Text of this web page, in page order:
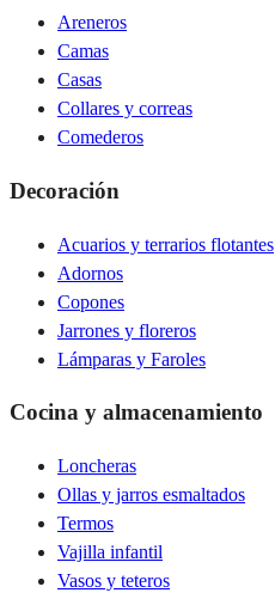
Areneros
Camas
Casas
Collares y correas
Comederos
Decoración
Acuarios y terrarios flotantes
Adornos
Copones
Jarrones y floreros
Lámparas y Faroles
Cocina y almacenamiento
Loncheras
Ollas y jarros esmaltados
Termos
Vajilla infantil
Vasos y teteros